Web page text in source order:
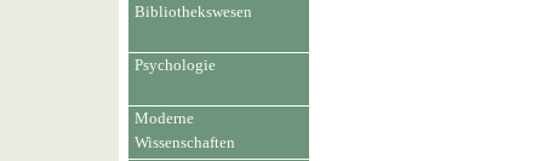
Bibliothekswesen
Psychologie
Moderne
Wissenschaften